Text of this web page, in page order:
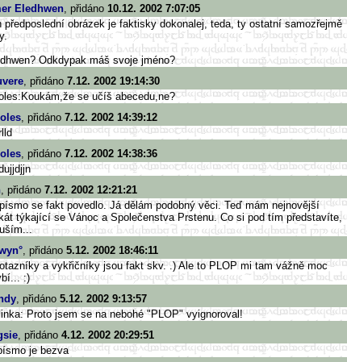
Eledhwen, přidáno 10.12. 2002 7:07:05
předposlední obrázek je faktisky dokonalej, teda, ty ostatní samozřejmě
Odkdypak máš svoje jméno?
, přidáno 7.12. 2002 19:14:30
se učíš abecedu,ne?
, přidáno 7.12. 2002 14:39:12
, přidáno 7.12. 2002 14:38:36
, přidáno 7.12. 2002 12:21:21
se fakt povedlo. Já dělám podobný věci. Teď mám nejnovější
týkající se Vánoc a Společenstva Prstenu. Co si pod tím představíte,
, přidáno 5.12. 2002 18:46:11
a vykřičníky jsou fakt skv. .) Ale to PLOP mi tam vážně moc
:)
, přidáno 5.12. 2002 9:13:57
Proto jsem se na nebohé "PLOP" vyignoroval!
, přidáno 4.12. 2002 20:29:51
je bezva